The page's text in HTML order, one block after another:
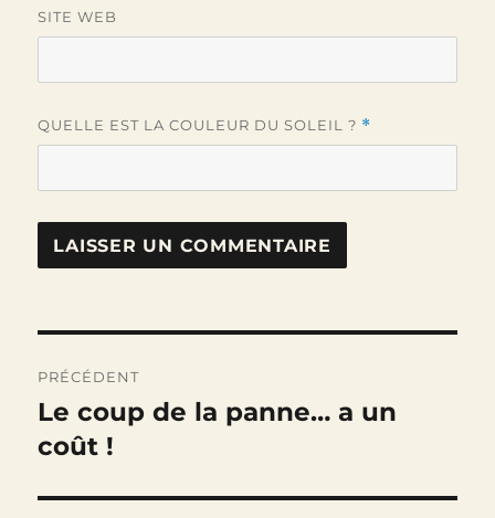
SITE WEB
QUELLE EST LA COULEUR DU SOLEIL ? *
de
l’article
PRÉCÉDENT
Publication
précédente :
Le coup de la panne… a un
coût !